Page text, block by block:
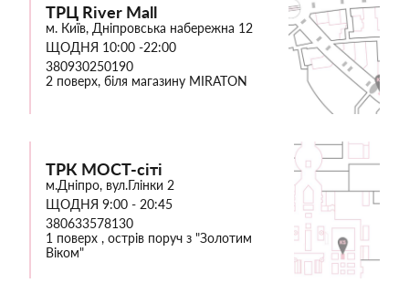
ТРЦ River Mall
м. Київ, Дніпровська набережна 12
ЩОДНЯ 10:00 -22:00
380930250190
2 поверх, біля магазину MIRATON
ТРК МОСТ-сіті
м.Дніпро, вул.Глінки 2
ЩОДНЯ 9:00 - 20:45
380633578130
1 поверх , острів поруч з "Золотим
Віком"